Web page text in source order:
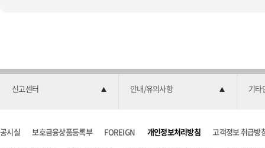
신고센터 안내/유의사항 기타
공시실 보호금융상품등록부 FOREIGN 개인정보처리방침 고객정보 취급방